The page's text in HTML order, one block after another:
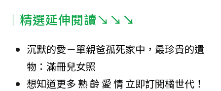
｜精選延伸閱讀↘↘↘
沉默的愛－單親爸孤死家中，最珍貴的遺
物：滿冊兒女照
想知道更多 熟 齡 愛 情 立即訂閱橘世代！